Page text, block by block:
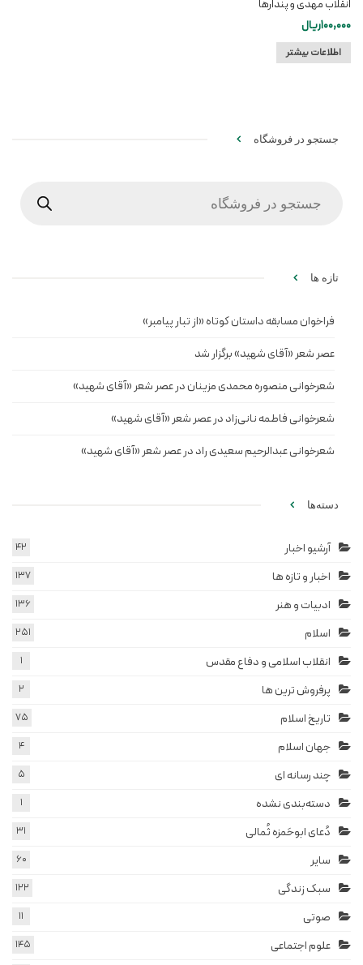
انقلاب مهدی و پندارها
100,000ریال
اطلاعات بیشتر
جستجو در فروشگاه
تازه ها
فراخوان مسابقه داستان کوتاه «از تبار پیامبر»
عصر شعر «آقای شهید» برگزار شد
شعرخوانی منصوره محمدی مزینان در عصر شعر «آقای شهید»
شعرخوانی فاطمه نانی‌زاد در عصر شعر «آقای شهید»
شعرخوانی عبدالرحیم سعیدی راد در عصر شعر «آقای شهید»
دسته‌ها
آرشیو اخبار 42
اخبار و تازه ها 137
ادبیات و هنر 136
اسلام 251
انقلاب اسلامی و دفاع مقدس 1
پرفروش ترین ها 2
تاریخ اسلام 75
جهان اسلام 4
چند رسانه ای 5
دسته‌بندی نشده 1
دُعای ابوحَمزه ثُمالی 31
سایر 60
سبک زندگی 122
صوتی 11
علوم اجتماعی 145